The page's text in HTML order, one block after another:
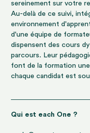
sereinement sur votre
Au-delà de ce suivi,
environnement
d'une équipe de
dispensent des cours
parcours. Leur
font de la formation
chaque candidat est
Qui est each One ?